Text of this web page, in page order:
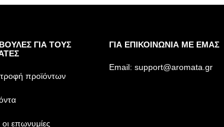
ΓΙΑ ΤΟΥΣ
προϊόντων
επωνυμίες
ΓΙΑ ΕΠΙΚΟΙΝΩΝΙΑ ΜΕ ΕΜΑΣ
Email: support@aromata.gr